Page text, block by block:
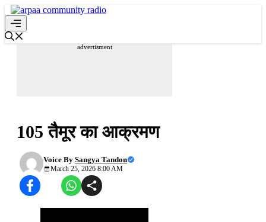
Skip
to
content
Menu
advertisment
105 तैमूर का आक्रमण
Voice By Sangya Tandon
March 25, 2026 8:00 AM